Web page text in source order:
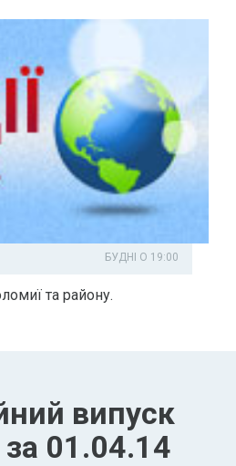
БУДНІ О 19:00
та району.
випуск
за 01.04.14